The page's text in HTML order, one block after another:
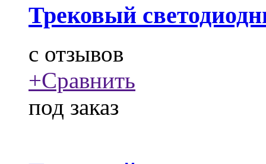
Трековый
c отзывов
+Сравнить
под заказ